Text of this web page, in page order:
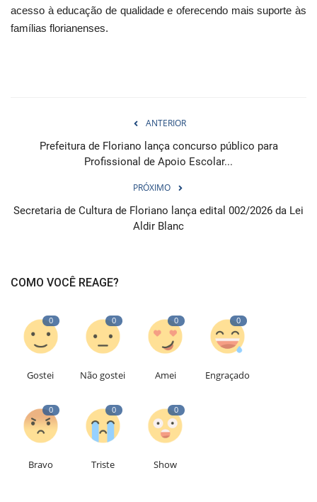
acesso à educação de qualidade e oferecendo mais suporte às
famílias florianenses.
ANTERIOR
Prefeitura de Floriano lança concurso público para
Profissional de Apoio Escolar...
PRÓXIMO
Secretaria de Cultura de Floriano lança edital 002/2026 da Lei
Aldir Blanc
COMO VOCÊ REAGE?
0
Gostei
0
Não gostei
0
Amei
0
Engraçado
0
Bravo
0
Triste
0
Show